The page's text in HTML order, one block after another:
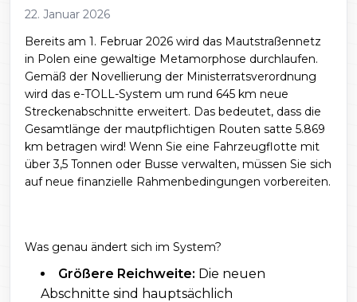
22. Januar 2026
Bereits am 1. Februar 2026 wird das Mautstraßennetz
in Polen eine gewaltige Metamorphose durchlaufen.
Gemäß der Novellierung der Ministerratsverordnung
wird das e-TOLL-System um rund 645 km neue
Streckenabschnitte erweitert. Das bedeutet, dass die
Gesamtlänge der mautpflichtigen Routen satte 5.869
km betragen wird! Wenn Sie eine Fahrzeugflotte mit
über 3,5 Tonnen oder Busse verwalten, müssen Sie sich
auf neue finanzielle Rahmenbedingungen vorbereiten.
Was genau ändert sich im System?
Größere Reichweite: Die neuen
Abschnitte sind hauptsächlich